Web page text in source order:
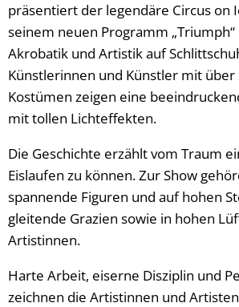
präsentiert der legendäre Circus on
seinem neuen Programm
Akrobatik und Artistik auf
Künstlerinnen und Künstler mit
Kostümen zeigen eine
mit tollen Lichteffekten.
Die Geschichte erzählt vom Traum
Eislaufen zu können. Zur Show
spannende Figuren und auf hohen
gleitende Grazien sowie in hohen
Artistinnen.
Harte Arbeit, eiserne Disziplin und
zeichnen die Artistinnen und